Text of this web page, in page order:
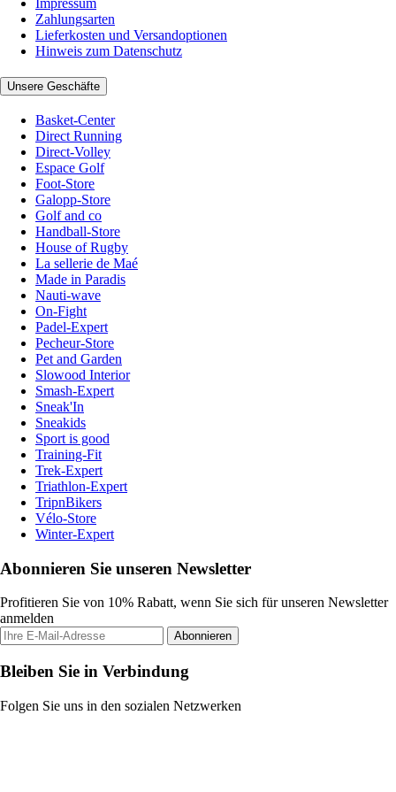
Zahlungsarten
Lieferkosten und Versandoptionen
Hinweis zum Datenschutz
Unsere Geschäfte
Basket-Center
Direct Running
Direct-Volley
Espace Golf
Foot-Store
Galopp-Store
Golf and co
Handball-Store
House of Rugby
La sellerie de Maé
Made in Paradis
Nauti-wave
On-Fight
Padel-Expert
Pecheur-Store
Pet and Garden
Slowood Interior
Smash-Expert
Sneak'In
Sneakids
Sport is good
Training-Fit
Trek-Expert
Triathlon-Expert
TripnBikers
Vélo-Store
Winter-Expert
Abonnieren Sie unseren Newsletter
Profitieren Sie von 10% Rabatt, wenn Sie sich für unseren Newsletter
anmelden
Abonnieren
Bleiben Sie in Verbindung
Folgen Sie uns in den sozialen Netzwerken